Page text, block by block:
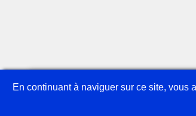
Copyright © 1999-2026 Giga Presse
En continuant à naviguer sur ce site, vous